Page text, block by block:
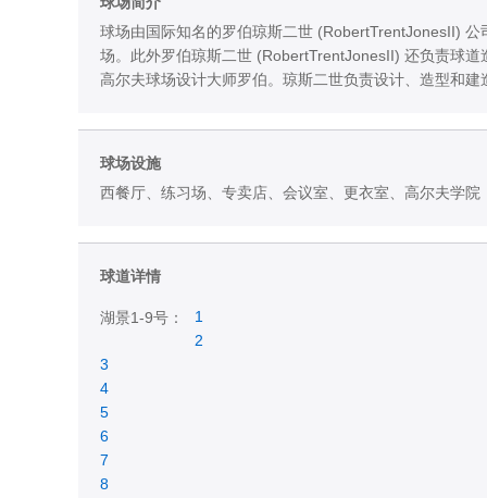
球场由国际知名的罗伯琼斯二世 (RobertTrentJonesII)
场。此外罗伯琼斯二世 (RobertTrentJonesII) 还负责球
高尔夫球场设计大师罗伯。琼斯二世负责设计、造型和
球场设施
西餐厅、练习场、专卖店、会议室、更衣室、高尔夫学院
球道详情
湖景1-9号：
1
2
3
4
5
6
7
8